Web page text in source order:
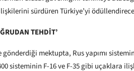
sürdüren Türkiye’yi
TEHDİT’
mektupta, Rus yapımı
sisteminin F-16 ve F-35 gibi uçaklara